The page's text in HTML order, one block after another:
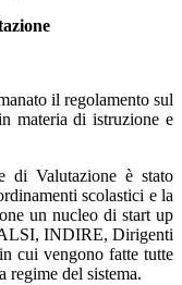
il regolamento sul
materia di istruzione e
di Valutazione è stato
scolastici e la
un nucleo di start up
INDIRE, Dirigenti
cui vengono fatte tutte
regime del sistema.